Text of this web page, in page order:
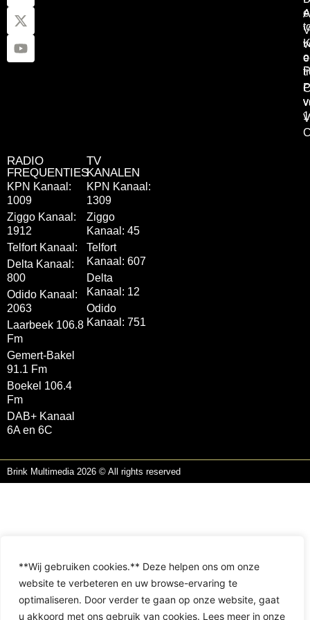
**Wij gebruiken cookies.** Deze helpen ons om onze
website te verbeteren en uw browse-ervaring te
optimaliseren. Door verder te gaan op onze website, gaat
u akkoord met ons gebruik van cookies. Lees meer in onze
RADIO
FREQUENTIES
KPN Kanaal:
1009
Ziggo Kanaal:
1912
Telfort Kanaal:
Delta Kanaal:
800
Odido Kanaal:
2063
Laarbeek 106.8
Fm
Gemert-Bakel
91.1 Fm
Boekel 106.4
Fm
DAB+ Kanaal
6A en 6C
TV
KANALEN
KPN Kanaal:
1309
Ziggo
Kanaal: 45
Telfort
Kanaal: 607
Delta
Kanaal: 12
Odido
Kanaal: 751
Brink Multimedia 2026 © All rights reserved